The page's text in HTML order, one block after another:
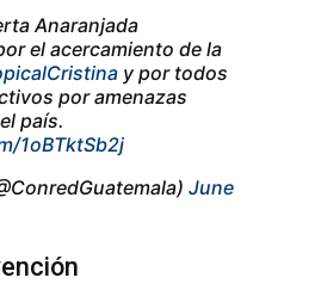
Anaranjada
el acercamiento de la
y por todos
por amenazas
país.
1oBTktSb2j
June